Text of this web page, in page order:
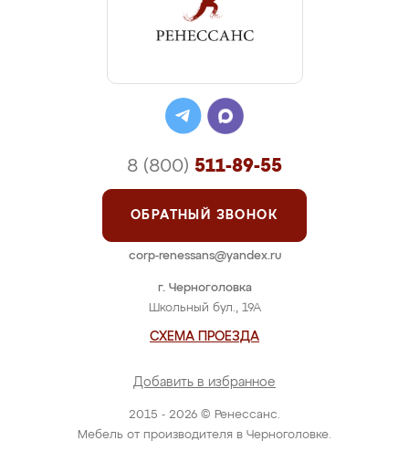
2015 - 2026 © Ренессанс.
Мебель от производителя в Черноголовке.
г. Черноголовка
Школьный бул., 19А
СХЕМА ПРОЕЗДА
Добавить в избранное
8 (800) 511-89-55
ОБРАТНЫЙ ЗВОНОК
corp-renessans@yandex.ru